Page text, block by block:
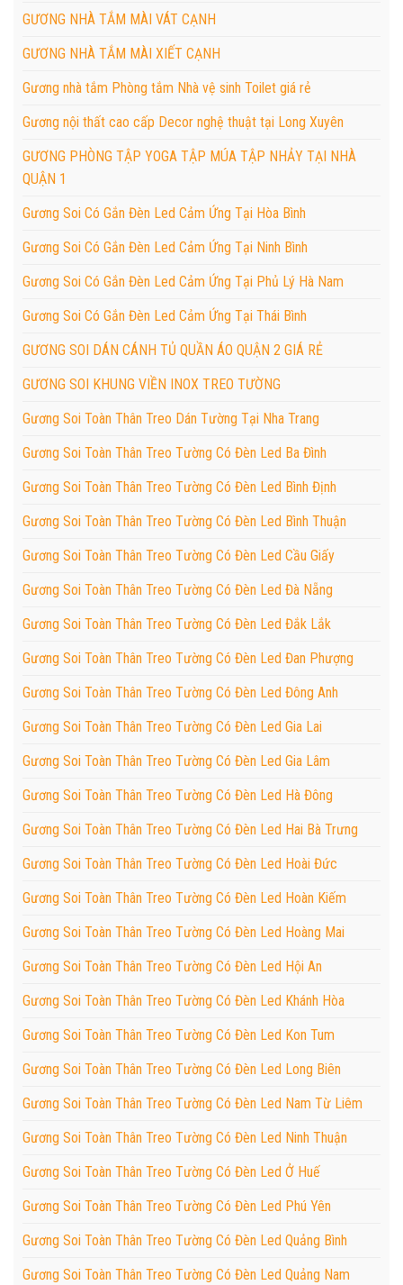
GƯƠNG NHÀ TẮM MÀI VÁT CẠNH
GƯƠNG NHÀ TẮM MÀI XIẾT CẠNH
Gương nhà tắm Phòng tắm Nhà vệ sinh Toilet giá rẻ
Gương nội thất cao cấp Decor nghệ thuật tại Long Xuyên
GƯƠNG PHÒNG TẬP YOGA TẬP MÚA TẬP NHẢY TẠI NHÀ
QUẬN 1
Gương Soi Có Gắn Đèn Led Cảm Ứng Tại Hòa Bình
Gương Soi Có Gắn Đèn Led Cảm Ứng Tại Ninh Bình
Gương Soi Có Gắn Đèn Led Cảm Ứng Tại Phủ Lý Hà Nam
Gương Soi Có Gắn Đèn Led Cảm Ứng Tại Thái Bình
GƯƠNG SOI DÁN CÁNH TỦ QUẦN ÁO QUẬN 2 GIÁ RẺ
GƯƠNG SOI KHUNG VIỀN INOX TREO TƯỜNG
Gương Soi Toàn Thân Treo Dán Tường Tại Nha Trang
Gương Soi Toàn Thân Treo Tường Có Đèn Led Ba Đình
Gương Soi Toàn Thân Treo Tường Có Đèn Led Bình Định
Gương Soi Toàn Thân Treo Tường Có Đèn Led Bình Thuận
Gương Soi Toàn Thân Treo Tường Có Đèn Led Cầu Giấy
Gương Soi Toàn Thân Treo Tường Có Đèn Led Đà Nẵng
Gương Soi Toàn Thân Treo Tường Có Đèn Led Đắk Lắk
Gương Soi Toàn Thân Treo Tường Có Đèn Led Đan Phượng
Gương Soi Toàn Thân Treo Tường Có Đèn Led Đông Anh
Gương Soi Toàn Thân Treo Tường Có Đèn Led Gia Lai
Gương Soi Toàn Thân Treo Tường Có Đèn Led Gia Lâm
Gương Soi Toàn Thân Treo Tường Có Đèn Led Hà Đông
Gương Soi Toàn Thân Treo Tường Có Đèn Led Hai Bà Trưng
Gương Soi Toàn Thân Treo Tường Có Đèn Led Hoài Đức
Gương Soi Toàn Thân Treo Tường Có Đèn Led Hoàn Kiếm
Gương Soi Toàn Thân Treo Tường Có Đèn Led Hoàng Mai
Gương Soi Toàn Thân Treo Tường Có Đèn Led Hội An
Gương Soi Toàn Thân Treo Tường Có Đèn Led Khánh Hòa
Gương Soi Toàn Thân Treo Tường Có Đèn Led Kon Tum
Gương Soi Toàn Thân Treo Tường Có Đèn Led Long Biên
Gương Soi Toàn Thân Treo Tường Có Đèn Led Nam Từ Liêm
Gương Soi Toàn Thân Treo Tường Có Đèn Led Ninh Thuận
Gương Soi Toàn Thân Treo Tường Có Đèn Led Ở Huế
Gương Soi Toàn Thân Treo Tường Có Đèn Led Phú Yên
Gương Soi Toàn Thân Treo Tường Có Đèn Led Quảng Bình
Gương Soi Toàn Thân Treo Tường Có Đèn Led Quảng Nam